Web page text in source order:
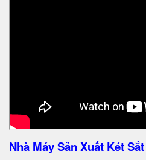
Nhà Máy Sản Xuất Két